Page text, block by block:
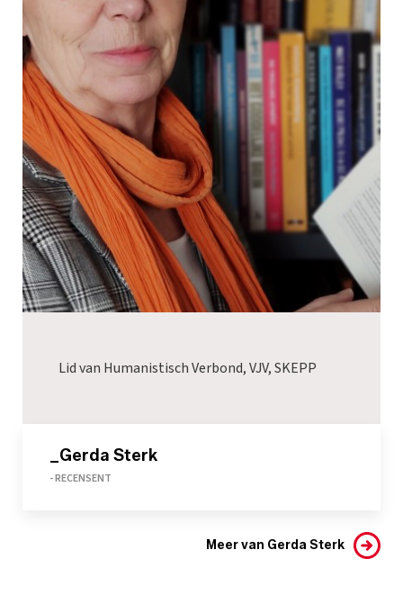
Lid van Humanistisch Verbond, VJV, SKEPP
_Gerda Sterk
- RECENSENT
Meer van Gerda Sterk